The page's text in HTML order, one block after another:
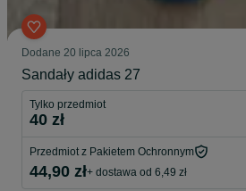
Dodane 20 lipca 2026
Sandały adidas 27
Tylko przedmiot
40 zł
Przedmiot z Pakietem Ochronnym
44,90 zł+ dostawa od 6,49 zł